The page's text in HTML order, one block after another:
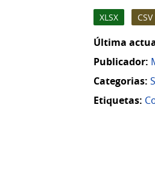
XLSX CSV
Última
Publicador:
Categorias:
Etiquetas: